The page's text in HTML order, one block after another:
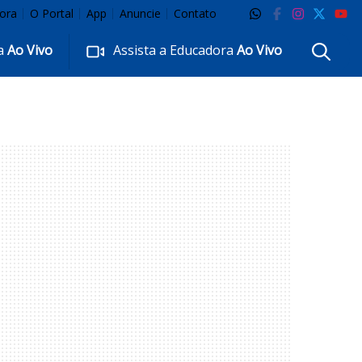
O Portal App Anuncie Contato
Ao Vivo Assista a EducadoraAo Vivo